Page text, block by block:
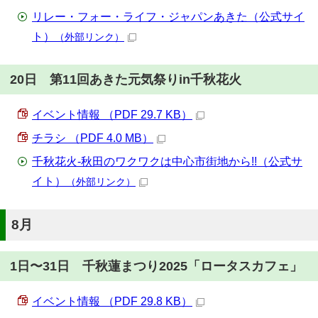
リレー・フォー・ライフ・ジャパンあきた（公式サイ
ト）
（外部リンク）
20日 第11回あきた元気祭りin千秋花火
イベント情報 （PDF 29.7 KB）
チラシ （PDF 4.0 MB）
千秋花火-秋田のワクワクは中心市街地から!!（公式サ
イト）
（外部リンク）
8月
1日〜31日 千秋蓮まつり2025「ロータスカフェ」
イベント情報 （PDF 29.8 KB）